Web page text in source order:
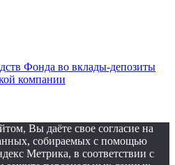
Фонда во вклады-депозиты
компании
Вы даёте свое согласие на
собираемых с помощью
Метрика, в соответствии с